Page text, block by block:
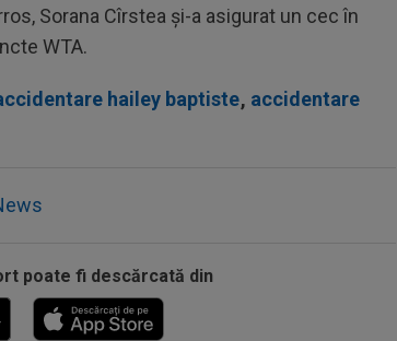
Sorana Cîrstea și-a asigurat un cec în
WTA.
hailey baptiste, accidentare
poate fi descărcată din